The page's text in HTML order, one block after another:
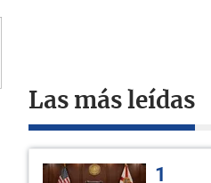
Las más leídas